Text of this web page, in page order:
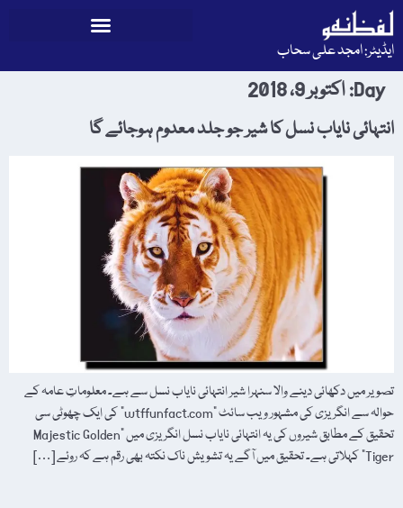
ایڈیٹر: امجد علی سحاب
Day: اکتوبر 9، 2018
انتہائی نایاب نسل کا شیر جو جلد معدوم ہوجائے گا
تصویر میں دکھائی دینے والا سنہرا شیر انتہائی نایاب نسل سے ہے۔ معلوماتِ عامہ کے
حوالہ سے انگریزی کی مشہور ویب سائٹ "wtffunfact.com” کی ایک چھوٹی سی
تحقیق کے مطابق شیروں کی یہ انتہائی نایاب نسل انگریزی میں "Majestic Golden
Tiger” کہلاتی ہے۔ تحقیق میں آگے یہ تشویش ناک نکتہ بھی رقم ہے کہ روئے […]